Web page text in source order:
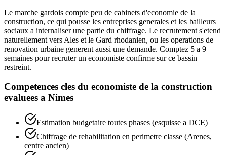
Le marche gardois compte peu de cabinets d'economie de la
construction, ce qui pousse les entreprises generales et les bailleurs
sociaux a internaliser une partie du chiffrage. Le recrutement s'etend
naturellement vers Ales et le Gard rhodanien, ou les operations de
renovation urbaine generent aussi une demande. Comptez 5 a 9
semaines pour recruter un economiste confirme sur ce bassin
restreint.
Competences cles du economiste de la construction
evaluees a Nimes
Estimation budgetaire toutes phases (esquisse a DCE)
Chiffrage de rehabilitation en perimetre classe (Arenes,
centre ancien)